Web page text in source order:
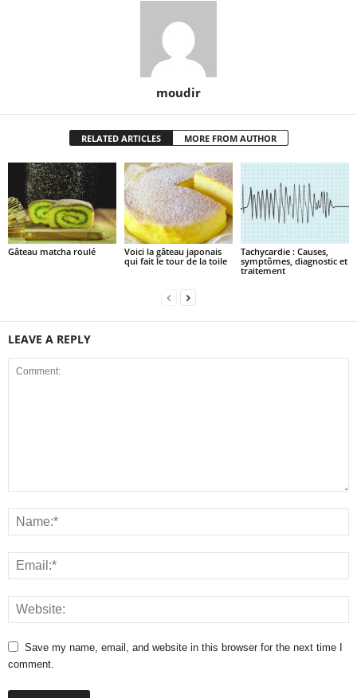
moudir
RELATED ARTICLES MORE FROM AUTHOR
Gâteau matcha roulé
Voici la gâteau japonais
qui fait le tour de la toile
Tachycardie : Causes,
symptômes, diagnostic et
traitement
LEAVE A REPLY
Save my name, email, and website in this browser for the next time I
comment.